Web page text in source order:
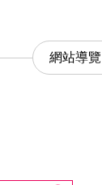
網站導覽